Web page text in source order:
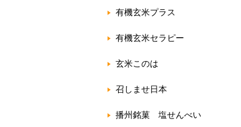
有機玄米プラス
有機玄米セラピー
玄米このは
召しませ日本
播州銘菓 塩せんべい